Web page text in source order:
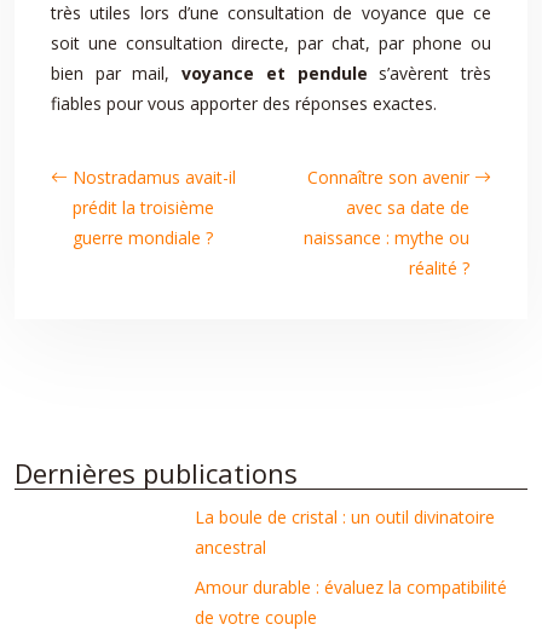
très utiles lors d’une consultation de voyance que ce
soit une consultation directe, par chat, par phone ou
bien par mail,voyance et pendule s’avèrent très
fiables pour vous apporter des réponses exactes.
Nostradamus avait-il
prédit la troisième
guerre mondiale ?
Connaître son avenir
avec sa date de
naissance : mythe ou
réalité ?
Dernières publications
La boule de cristal : un outil divinatoire
ancestral
Amour durable : évaluez la compatibilité
de votre couple